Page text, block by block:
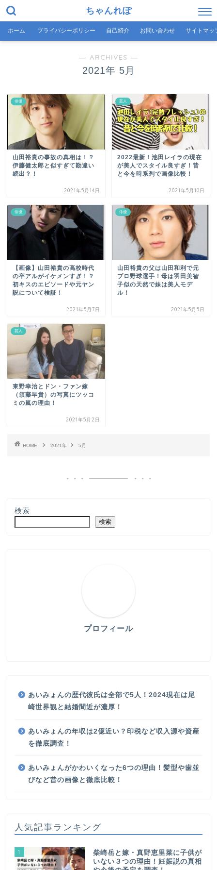
ちゃんれぽ
ホーム プライバシーポリシー 自己紹介 お問い合わせ サイトマッ
― ARCHIVES ―
2021年 5月
俳優
山田裕貴の事故の真相は！？
伊藤健太郎と似すぎて勘違い
続出？！
2021年5月14日
芸人
2022最新！池田レイラの現在
が美人でスタイル良すぎ！昔
と今を時系列で画像比較！
2021年5月10日
俳優
【画像】山田裕貴の高校時代
の卒アルがイケメンすぎ！？
初キスのエピソードや元ヤン
説について検証！
2021年5月7日
俳優
山田裕貴の父は山田和利で元
プロ野球選手！母は羽田美智
子似の天然で妹は美人モデ
ル！
2021年5月5日
芸人
東野幸治とドン・ファン嫁
（須藤早貴）の写真にツッコ
ミの嵐の理由！
2021年5月2日
HOME 2021年 5月
検索
検索
プロフィール
あいみょんの歴代彼氏は全部で5人！2024現在は尾
崎世界観と結婚間近が濃厚！
あいみょんの年収は2億近い？印税など収入源や資産
を徹底調査！
あいみょんがかわいくなった6つの理由！髪型や歯並
びなど昔の画像と徹底比較！
人気記事ランキング
1
柴崎岳と嫁・真野恵里菜に子供が
いない３つの理由！妊娠説の真相